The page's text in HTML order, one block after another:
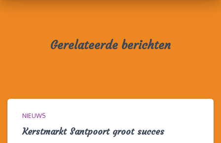
Gerelateerde berichten
NIEUWS
Kerstmarkt Santpoort groot succes